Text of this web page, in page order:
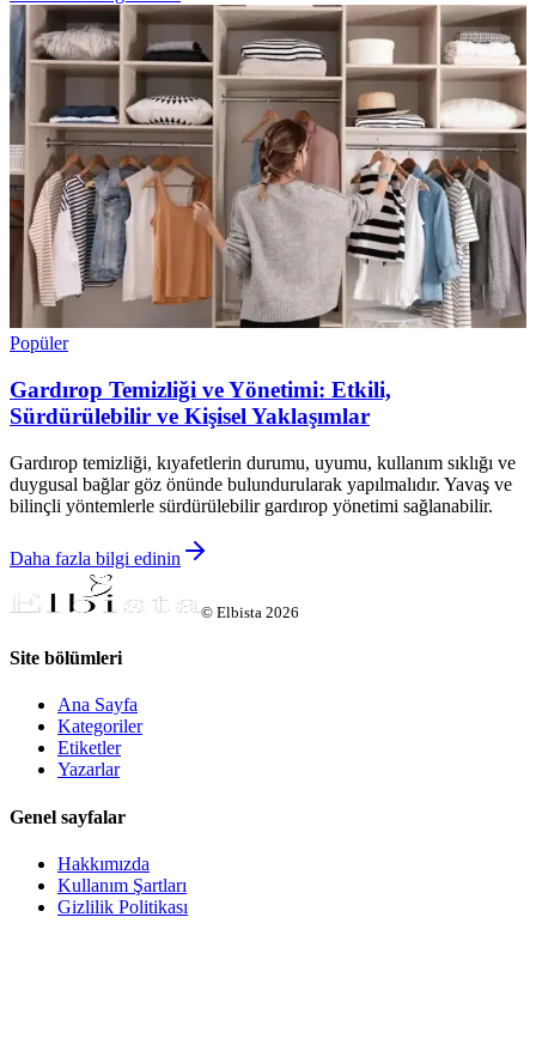
Popüler
Gardırop Temizliği ve Yönetimi: Etkili,
Sürdürülebilir ve Kişisel Yaklaşımlar
Gardırop temizliği, kıyafetlerin durumu, uyumu, kullanım sıklığı ve
duygusal bağlar göz önünde bulundurularak yapılmalıdır. Yavaş ve
bilinçli yöntemlerle sürdürülebilir gardırop yönetimi sağlanabilir.
Daha fazla bilgi edinin
© Elbista 2026
Site bölümleri
Ana Sayfa
Kategoriler
Etiketler
Yazarlar
Genel sayfalar
Hakkımızda
Kullanım Şartları
Gizlilik Politikası